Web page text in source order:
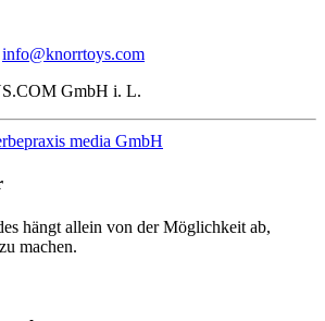
info@knorrtoys.com
GmbH i. L.
media GmbH
hängt allein von der Möglichkeit ab,
machen.